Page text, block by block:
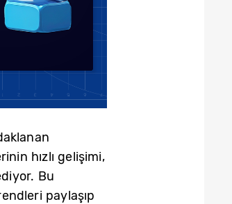
hızlı gelişimi,
Bu
paylaşıp